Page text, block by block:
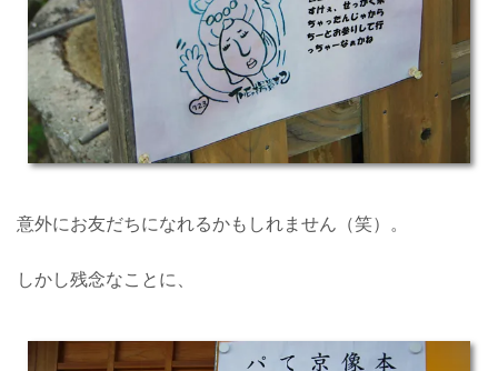
意外にお友だちになれるかもしれません（笑）。
しかし残念なことに、